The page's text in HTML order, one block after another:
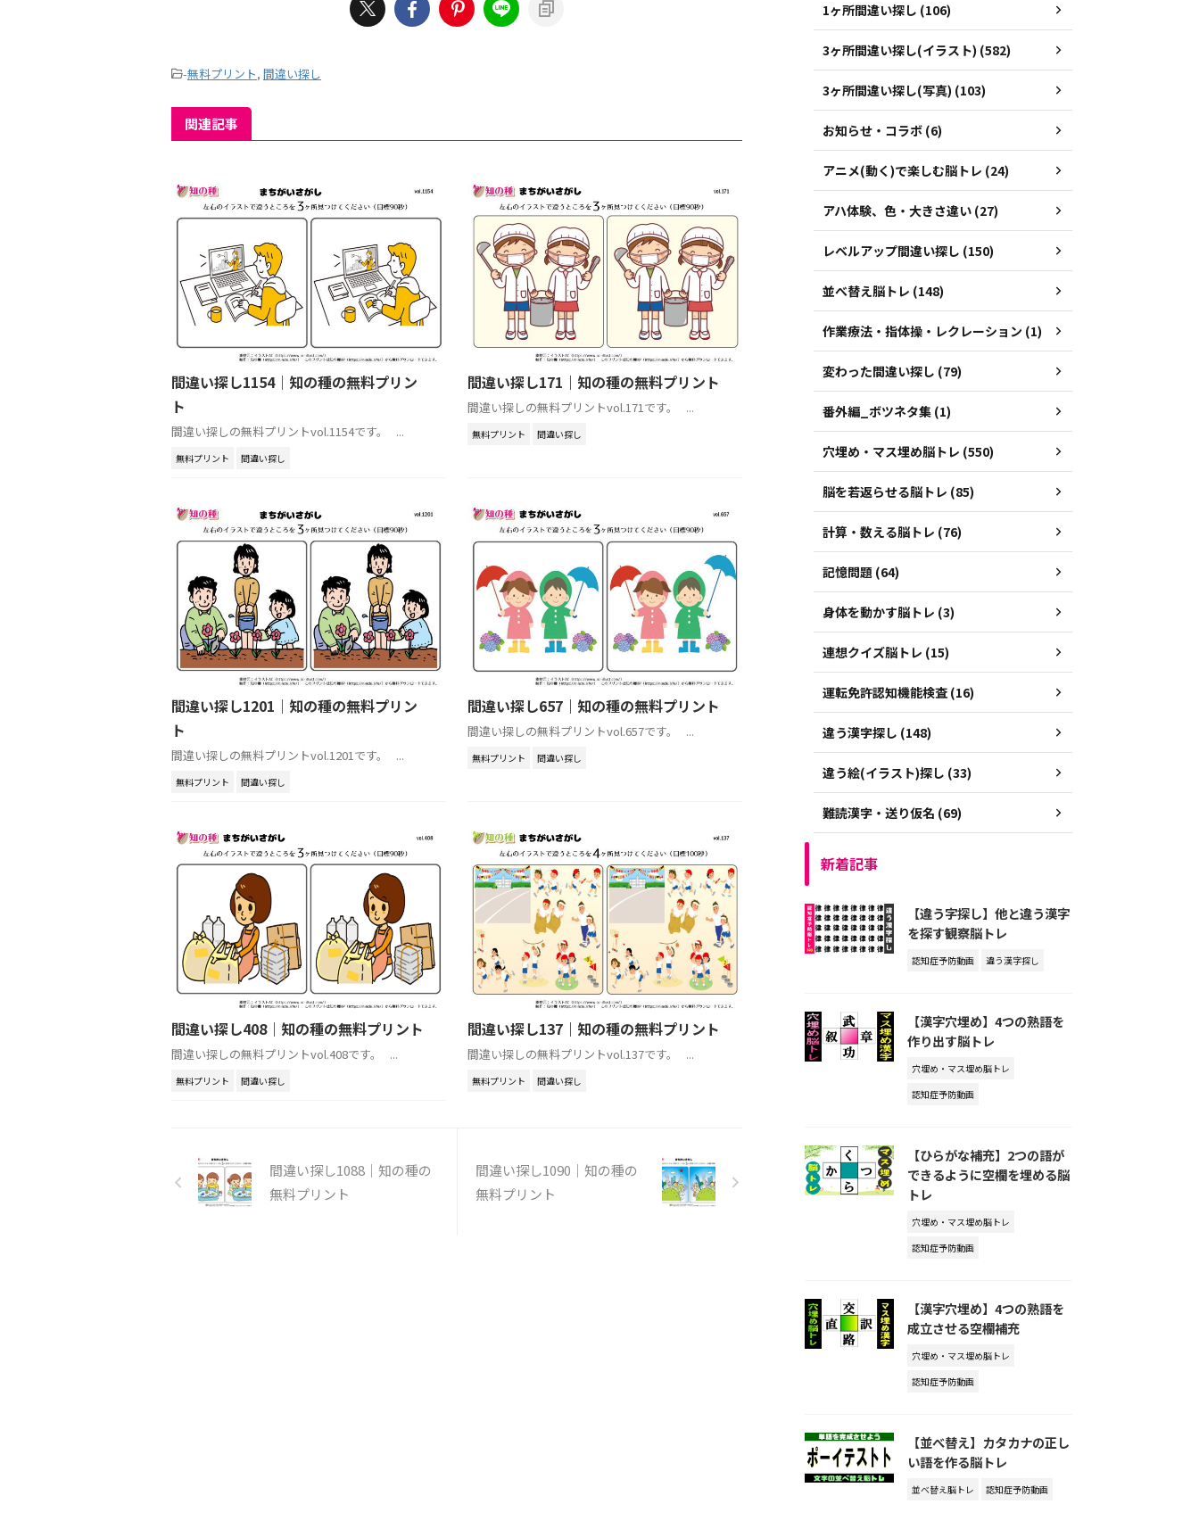
-無料プリント, 間違い探し
関連記事
間違い探し1154｜知の種の無料プリン
ト
間違い探しの無料プリントvol.1154です。 ...
無料プリント 間違い探し
間違い探し171｜知の種の無料プリント
間違い探しの無料プリントvol.171です。 ...
無料プリント 間違い探し
間違い探し1201｜知の種の無料プリン
ト
間違い探しの無料プリントvol.1201です。 ...
無料プリント 間違い探し
間違い探し657｜知の種の無料プリント
間違い探しの無料プリントvol.657です。 ...
無料プリント 間違い探し
間違い探し408｜知の種の無料プリント
間違い探しの無料プリントvol.408です。 ...
無料プリント 間違い探し
間違い探し137｜知の種の無料プリント
間違い探しの無料プリントvol.137です。 ...
無料プリント 間違い探し
間違い探し1088｜知の種の
無料プリント
間違い探し1090｜知の種の
無料プリント
1ヶ所間違い探し (106)
3ヶ所間違い探し(イラスト) (582)
3ヶ所間違い探し(写真) (103)
お知らせ・コラボ (6)
アニメ(動く)で楽しむ脳トレ (24)
アハ体験、色・大きさ違い (27)
レベルアップ間違い探し (150)
並べ替え脳トレ (148)
作業療法・指体操・レクレーション (1)
変わった間違い探し (79)
番外編_ボツネタ集 (1)
穴埋め・マス埋め脳トレ (550)
脳を若返らせる脳トレ (85)
計算・数える脳トレ (76)
記憶問題 (64)
身体を動かす脳トレ (3)
連想クイズ脳トレ (15)
運転免許認知機能検査 (16)
違う漢字探し (148)
違う絵(イラスト)探し (33)
難読漢字・送り仮名 (69)
新着記事
【違う字探し】他と違う漢字
を探す観察脳トレ
認知症予防動画 違う漢字探し
【漢字穴埋め】4つの熟語を
作り出す脳トレ
穴埋め・マス埋め脳トレ
認知症予防動画
【ひらがな補充】2つの語が
できるように空欄を埋める脳
トレ
穴埋め・マス埋め脳トレ
認知症予防動画
【漢字穴埋め】4つの熟語を
成立させる空欄補充
穴埋め・マス埋め脳トレ
認知症予防動画
【並べ替え】カタカナの正し
い語を作る脳トレ
並べ替え脳トレ 認知症予防動画